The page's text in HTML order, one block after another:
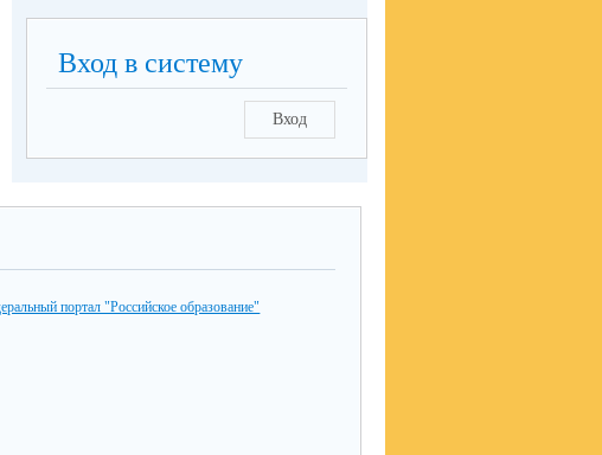
Вход в систему
Вход
портал "Российское образование"